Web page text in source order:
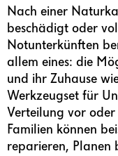
Nach einer
beschädigt oder
Notunterkünften
allem eines: die
und ihr Zuhause
Werkzeugset für
Verteilung vor
Familien können
reparieren, Planen